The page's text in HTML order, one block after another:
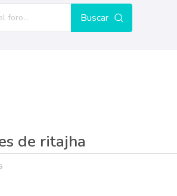
Buscar
de ritajha